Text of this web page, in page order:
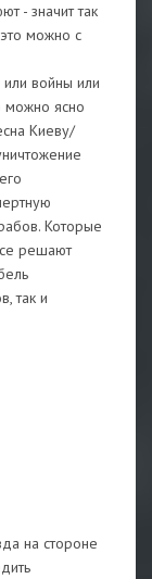
- значит так
можно с
войны или
можно ясно
Киеву/
Которые
решают
так и
на стороне